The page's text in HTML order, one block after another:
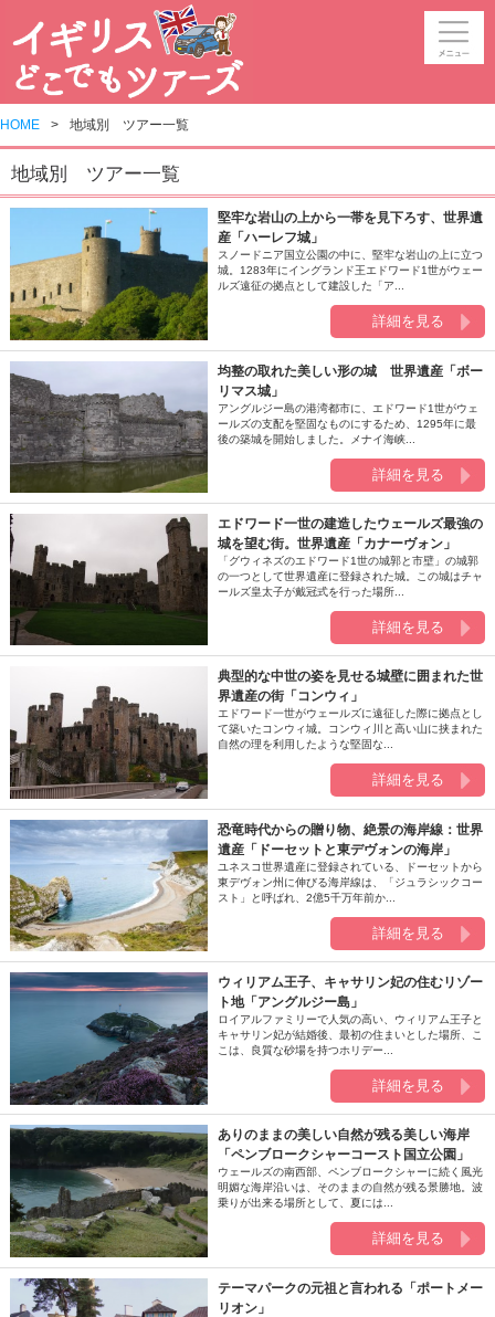
HOME 地域別 ツアー一覧
地域別 ツアー一覧
堅牢な岩山の上から一帯を見下ろす、世界遺
産「ハーレフ城」
スノードニア国立公園の中に、堅牢な岩山の上に立つ
城。1283年にイングランド王エドワード1世がウェー
ルズ遠征の拠点として建設した「ア...
詳細を見る
均整の取れた美しい形の城 世界遺産「ボー
リマス城」
アングルジー島の港湾都市に、エドワード1世がウェ
ールズの支配を堅固なものにするため、1295年に最
後の築城を開始しました。メナイ海峡...
詳細を見る
エドワード一世の建造したウェールズ最強の
城を望む街。世界遺産「カナーヴォン」
「グウィネズのエドワード1世の城郭と市壁」の城郭
の一つとして世界遺産に登録された城。この城はチャ
ールズ皇太子が戴冠式を行った場所...
詳細を見る
典型的な中世の姿を見せる城壁に囲まれた世
界遺産の街「コンウィ」
エドワード一世がウェールズに遠征した際に拠点とし
て築いたコンウィ城。コンウィ川と高い山に挟まれた
自然の理を利用したような堅固な...
詳細を見る
恐竜時代からの贈り物、絶景の海岸線：世界
遺産「ドーセットと東デヴォンの海岸」
ユネスコ世界遺産に登録されている、ドーセットから
東デヴォン州に伸びる海岸線は、「ジュラシックコー
スト」と呼ばれ、2億5千万年前か...
詳細を見る
ウィリアム王子、キャサリン妃の住むリゾー
ト地「アングルジー島」
ロイアルファミリーで人気の高い、ウィリアム王子と
キャサリン妃が結婚後、最初の住まいとした場所、こ
こは、良質な砂場を持つホリデー...
詳細を見る
ありのままの美しい自然が残る美しい海岸
「ペンブロークシャーコースト国立公園」
ウェールズの南西部、ペンブロークシャーに続く風光
明媚な海岸沿いは、そのままの自然が残る景勝地。波
乗りが出来る場所として、夏には...
詳細を見る
テーマパークの元祖と言われる「ポートメー
リオン」